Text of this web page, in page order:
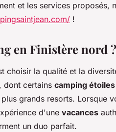
et les services proposés,
!
en Finistère nord ?
choisir la qualité et la
dont certains camping étoiles
grands resorts. Lorsque
d'une vacances
un duo parfait.